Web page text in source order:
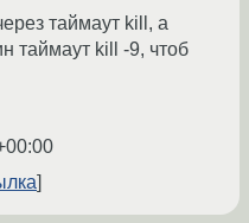
таймаут kill, а
таймаут kill -9, чтоб